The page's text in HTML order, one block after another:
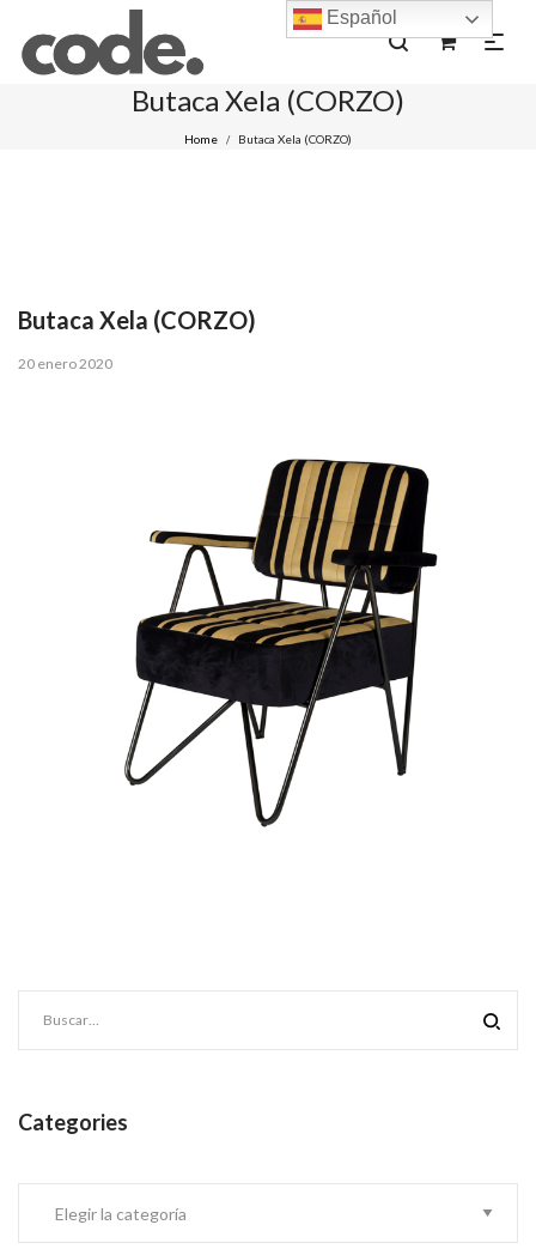
Butaca Xela (CORZO)
Home / Butaca Xela (CORZO)
Butaca Xela (CORZO)
Posted
20 enero 2020
Categories
Categories
Español